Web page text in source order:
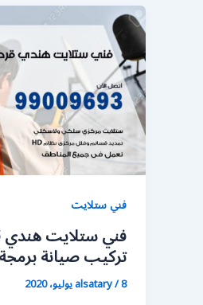
فني ستلايت
تركيب صيانة
alsatary/8 يوليو، 2020